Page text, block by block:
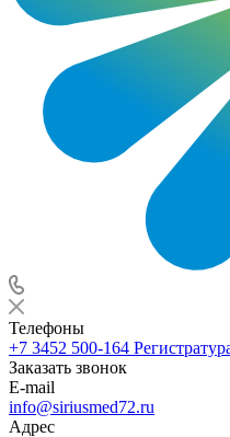
Телефоны
+7 3452 500-164
Заказать звонок
E-mail
info@siriusmed72.ru
Адрес